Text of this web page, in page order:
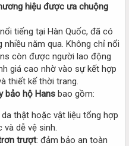
hiệu được ưa chuộng
tiếng tại Hàn Quốc, đã có
năm qua. Không chỉ nổi
còn được người lao động
giá cao nhờ vào sự kết hợp
thiết kế thời trang.
bảo hộ Hans bao gồm:
thật hoặc vật liệu tổng hợp
dễ vệ sinh.
trượt: đảm bảo an toàn